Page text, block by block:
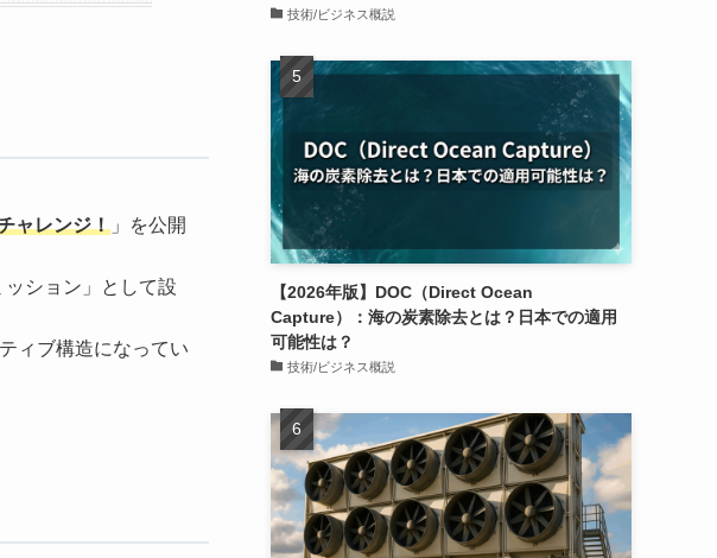
ャレンジ！ 」を公開
ション」として設
ィブ構造になってい
技術/ビジネス概説
【2026年版】DOC（Direct Ocean
Capture）：海の炭素除去とは？日本での適用
可能性は？
技術/ビジネス概説